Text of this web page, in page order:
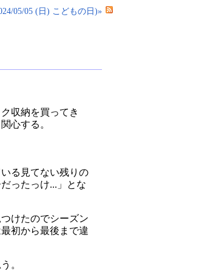
05/05 (日) こどもの日)»
収納を買ってき
心する。
る見てない残りの
ったっけ...」とな
けたのでシーズン
初から最後まで違
。